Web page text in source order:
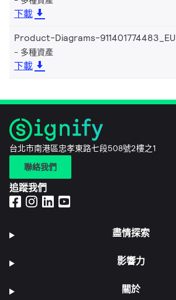
下載
Product-Diagrams-911401774483_EU
多種資產
下載
台北市南港區忠孝東路七段508號2樓之1
聯絡我們
追蹤我們
盡情探索
影響力
關於